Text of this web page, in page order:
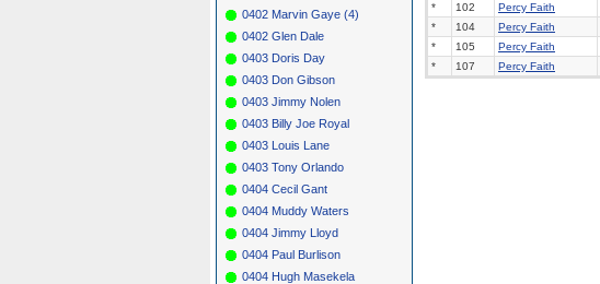
*
102 Percy Faith
*
104 Percy Faith
*
105 Percy Faith
*
107 Percy Faith
0402 Marvin Gaye (4)
0402 Glen Dale
0403 Doris Day
0403 Don Gibson
0403 Jimmy Nolen
0403 Billy Joe Royal
0403 Louis Lane
0403 Tony Orlando
0404 Cecil Gant
0404 Muddy Waters
0404 Jimmy Lloyd
0404 Paul Burlison
0404 Hugh Masekela